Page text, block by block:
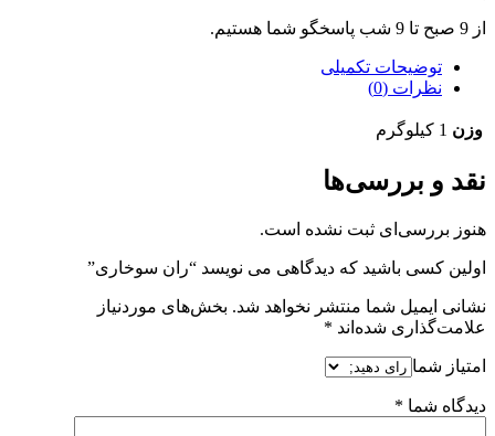
از 9 صبح تا 9 شب پاسخگو شما هستیم.
توضیحات تکمیلی
نظرات (0)
وزن 1 کیلوگرم
نقد و بررسی‌ها
هنوز بررسی‌ای ثبت نشده است.
اولین کسی باشید که دیدگاهی می نویسد “ران سوخاری”
نشانی ایمیل شما منتشر نخواهد شد. بخش‌های موردنیاز
علامت‌گذاری شده‌اند *
امتیاز شما
دیدگاه شما *